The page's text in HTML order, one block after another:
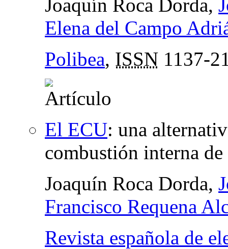
Joaquín Roca Dorda,
Elena del Campo
Polibea, ISSN 1137-
El ECU: una
combustión interna
Joaquín Roca Dorda,
Francisco Requena
Revista española de